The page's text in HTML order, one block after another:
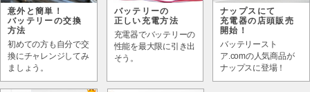
意外と簡単！
バッテリーの交換
方法
初めての方も自分で交
換にチャレンジしてみ
ましょう。
バッテリーの
正しい充電方法
充電器でバッテリーの
性能を最大限に引き出
そう。
ナップスにて
充電器の店頭販売
開始！
バッテリースト
ア.comの人気商品が
ナップスに登場！